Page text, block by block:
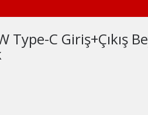
C Giriş+Çıkış